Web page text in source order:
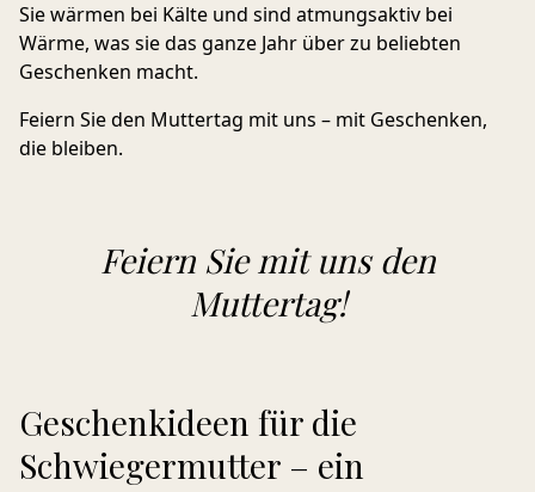
Sie wärmen bei Kälte und sind atmungsaktiv bei
Wärme, was sie das ganze Jahr über zu beliebten
Geschenken macht.
Feiern Sie den Muttertag mit uns – mit Geschenken,
die bleiben.
Feiern Sie mit uns den
Muttertag!
Geschenkideen für die
Schwiegermutter – ein